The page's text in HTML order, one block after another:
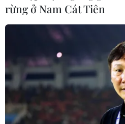
rừng ở Nam Cát Tiên